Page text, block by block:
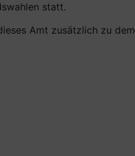
statt.
Amt zusätzlich zu dem